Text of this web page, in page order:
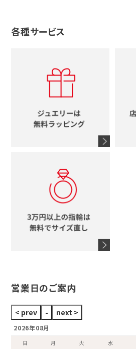
ティファニー
ブルガリ
グッチ
スタージュエリー
ウノアエレ
シャネル
コーチ
ブランドアイテムをすべて見る
メンズ時計
時計をすべて見る
グッチ
ルイヴィトン
エルメス
シャネル
タグホイヤー
十字架
イニシャル
各種サービス
営業日のご案内
2026年08月
日 月 火 水